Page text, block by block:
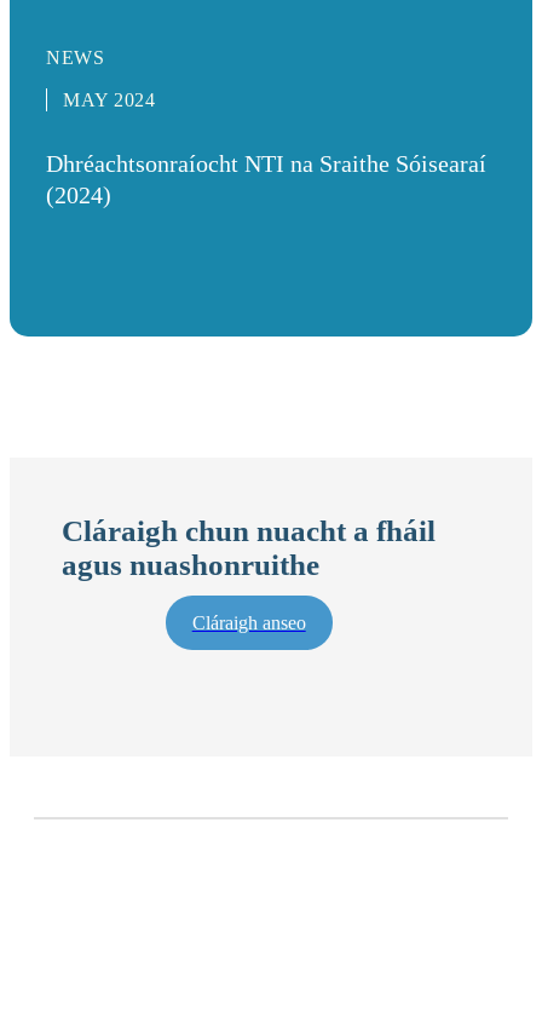
NEWS
MAY 2024
Dhréachtsonraíocht NTI na Sraithe Sóisearaí
(2024)
Cláraigh chun nuacht a fháil
agus nuashonruithe
Cláraigh anseo